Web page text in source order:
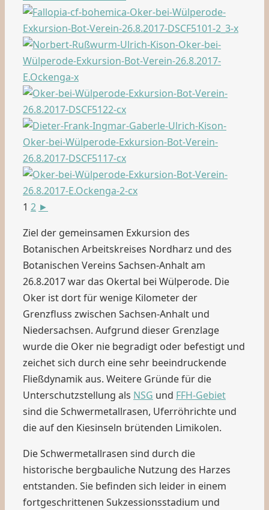
1 2 ►
Ziel der gemeinsamen Exkursion des
Botanischen Arbeitskreises Nordharz und des
Botanischen Vereins Sachsen-Anhalt am
26.8.2017 war das Okertal bei Wülperode. Die
Oker ist dort für wenige Kilometer der
Grenzfluss zwischen Sachsen-Anhalt und
Niedersachsen. Aufgrund dieser Grenzlage
wurde die Oker nie begradigt oder befestigt und
zeichet sich durch eine sehr beeindruckende
Fließdynamik aus. Weitere Gründe für die
Unterschutzstellung als NSG und FFH-Gebiet
sind die Schwermetallrasen, Uferröhrichte und
die auf den Kiesinseln brütenden Limikolen.
Die Schwermetallrasen sind durch die
historische bergbauliche Nutzung des Harzes
entstanden. Sie befinden sich leider in einem
fortgeschrittenen Sukzessionsstadium und